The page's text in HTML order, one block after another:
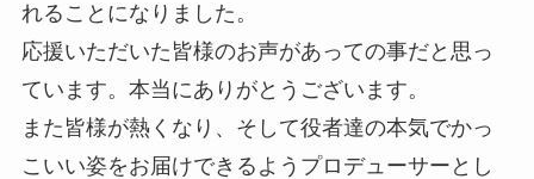
れることになりました。
応援いただいた皆様のお声があっての事だと思っ
ています。本当にありがとうございます。
また皆様が熱くなり、そして役者達の本気でかっ
こいい姿をお届けできるようプロデューサーとし